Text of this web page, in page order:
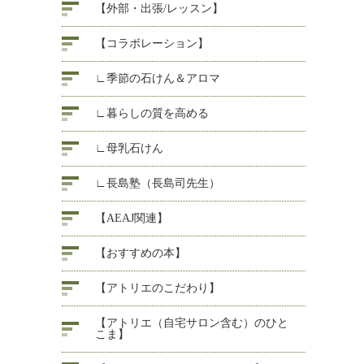
【外部・出張/レッスン】
【コラボレーション】
∟季節の石けん＆アロマ
∟暮らしの質を高める
∟母乳石けん
∟長島塾（長島司先生）
【AEAJ関連】
【おすすめの本】
【アトリエのこだわり】
【アトリエ（自宅サロン含む）のひと
こま】